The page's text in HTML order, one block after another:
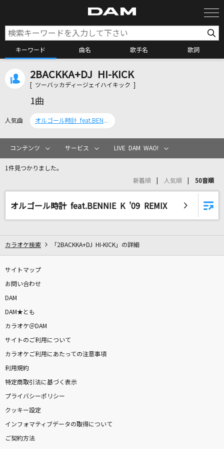
キーワード 曲名 歌手名 歌詞
カラオケ検索
カラオケリクエスト
リアルタイムで歌われている曲の一覧
風輪
To Be In Love
ひだまりの花
橘ゆうじ
小夜子
ミキト(みきとP) feat.初音ミク
2BACKKA+DJ HI-KICK
[ ツーバッカディージェイハイキック ]
1曲
人気曲 オルゴール時計 feat.BENNIE K '09 REMIX
コンテンツ サービス LIVE DAM WAO!
1件見つかりました。
新着順 人気順 50音順
オルゴール時計 feat.BENNIE K '09 REMIX
カラオケ検索 「2BACKKA+DJ HI-KICK」の詳細
サイトマップ
お問い合わせ
DAM
DAM★とも
カラオケ＠DAM
サイトのご利用について
カラオケご利用にあたっての注意事項
利用規約
特定商取引法に基づく表示
プライバシーポリシー
クッキー設定
インフォマティブデータの取得について
ご契約方法